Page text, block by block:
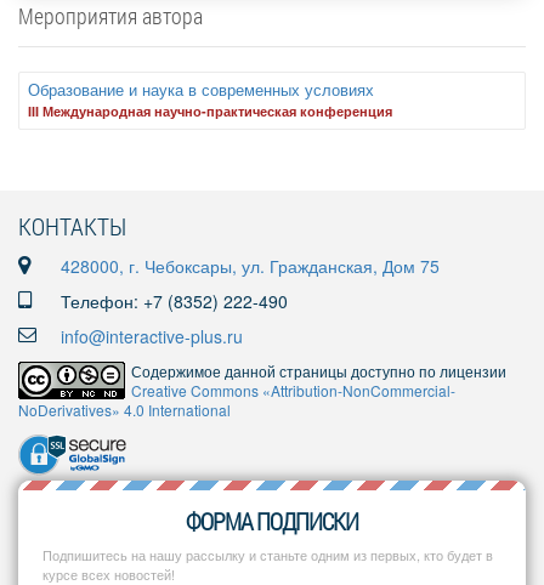
Мероприятия автора
Образование и наука в современных условиях
III Международная научно-практическая конференция
КОНТАКТЫ
428000, г. Чебоксары, ул. Гражданская, Дом 75
Телефон: +7 (8352) 222-490
info@interactive-plus.ru
Содержимое данной страницы доступно по лицензии
Creative Commons «Attribution-NonCommercial-
NoDerivatives» 4.0 International
ФОРМА ПОДПИСКИ
Подпишитесь на нашу рассылку и станьте одним из первых, кто будет в
курсе всех новостей!